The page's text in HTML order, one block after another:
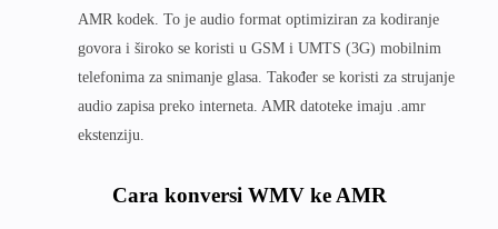
AMR kodek. To je audio format optimiziran za kodiranje
govora i široko se koristi u GSM i UMTS (3G) mobilnim
telefonima za snimanje glasa. Također se koristi za strujanje
audio zapisa preko interneta. AMR datoteke imaju .amr
ekstenziju.
Cara konversi WMV ke AMR